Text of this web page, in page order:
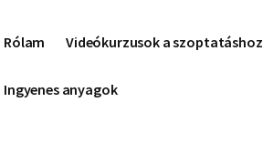
Rólam Videókurzusok a szoptatáshoz
Ingyenes anyagok